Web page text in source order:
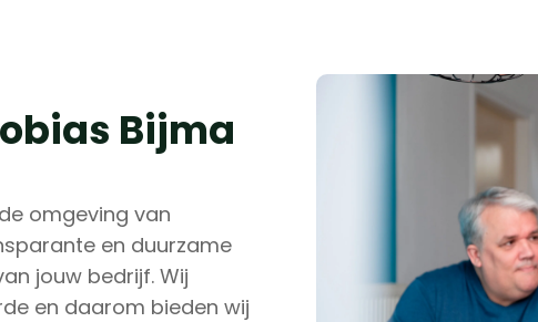
Bijma
omgeving van
en duurzame
jouw bedrijf. Wij
en daarom bieden wij